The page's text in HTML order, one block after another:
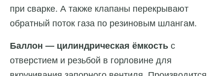
при сварке. А также клапаны перекрывают
обратный поток газа по резиновым шлангам.
Баллон — цилиндрическая ёмкость с
отверстием и резьбой в горловине для